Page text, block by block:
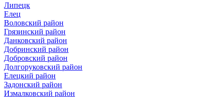
Липецк
Елец
Воловский район
Грязинский район
Данковский район
Добринский район
Добровский район
Долгоруковский район
Елецкий район
Задонский район
Измалковский район